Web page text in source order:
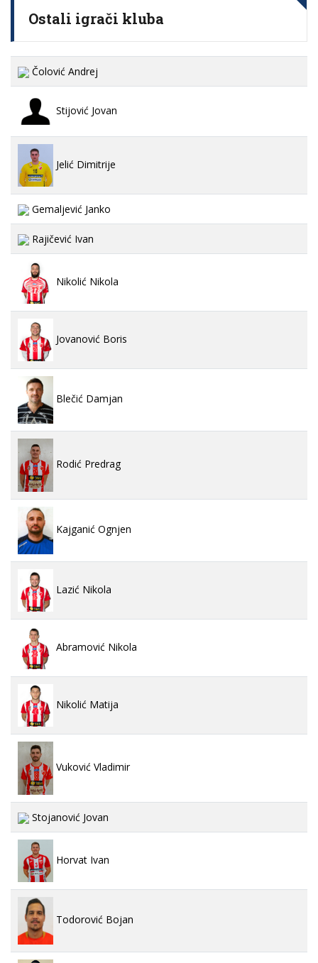
Ostali igrači kluba
Čolović Andrej
Stijović Jovan
Jelić Dimitrije
Gemaljević Janko
Rajičević Ivan
Nikolić Nikola
Jovanović Boris
Blečić Damjan
Rodić Predrag
Kajganić Ognjen
Lazić Nikola
Abramović Nikola
Nikolić Matija
Vuković Vladimir
Stojanović Jovan
Horvat Ivan
Todorović Bojan